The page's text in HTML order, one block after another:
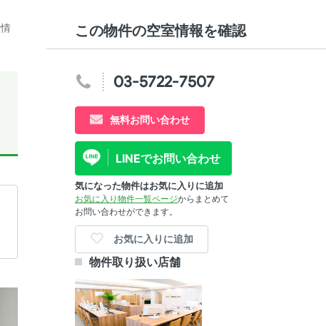
この物件の空室情報を確認
03-5722-7507
無料お問い合わせ
LINEでお問い合わせ
気になった物件はお気に入りに追加
お気に入り物件一覧ページからまとめて
お問い合わせができます。
お気に入りに追加
物件取り扱い店舗